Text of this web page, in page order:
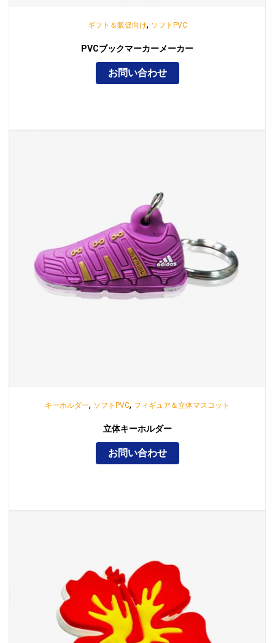
ギフト＆販促向け, ソフトPVC
PVCブックマーカーメーカー
お問い合わせ
キーホルダー, ソフトPVC, フィギュア＆立体マスコット
立体キーホルダー
お問い合わせ